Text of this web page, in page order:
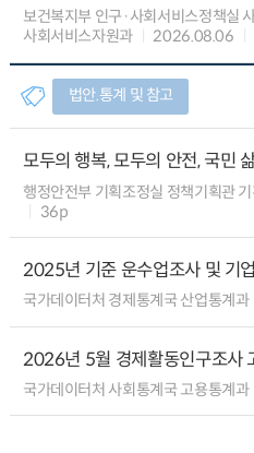
보건복지부 인구·사회서비스정책실
사회서비스자원과
2026.08.06
법안.통계 및 참고
모두의 행복, 모두의 안전, 국민
행정안전부 기획조정실 정책기획관
36p
2025년 기준 운수업조사 및 기
국가데이터처 경제통계국 산업통계과
2026년 5월 경제활동인구조사
국가데이터처 사회통계국 고용통계과